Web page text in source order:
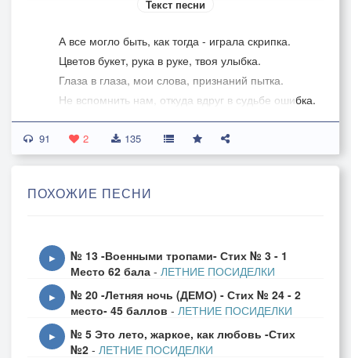
Текст песни
А все могло быть, как тогда - играла скрипка.
Цветов букет, рука в руке, твоя улыбка.
Глаза в глаза, мои слова, признаний пытка.
Не вспомнить нам, откуда вдруг в судьбе ошибка.
А все могло быть, как в кино – в рассвет картинка.
Прохладный бриз, винила диск, до дыр пластинка.
Не повезло, любовь в залог, разлук морщинка.
парным.
А все могло быть, как в мечтах - огнем янтарным.
Ключ на столе, один билет, вокзал центральный.
Тень летних снов и эхо слов. Штиль идеальный.
91 2 135
ПОХОЖИЕ ПЕСНИ
▶
№ 13 -Военными тропами- Стих № 3 - 1
Место 62 бала - ЛЕТНИЕ ПОСИДЕЛКИ
▶
№ 20 -Летняя ночь (ДЕМО) - Стих № 24 - 2
место- 45 баллов - ЛЕТНИЕ ПОСИДЕЛКИ
▶
№ 5 Это лето, жаркое, как любовь -Стих
№2 - ЛЕТНИЕ ПОСИДЕЛКИ